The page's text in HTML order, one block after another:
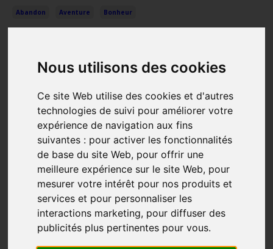
Nous utilisons des cookies
Ce site Web utilise des cookies et d'autres
technologies de suivi pour améliorer votre
expérience de navigation aux fins
suivantes : pour activer les fonctionnalités
de base du site Web, pour offrir une
meilleure expérience sur le site Web, pour
mesurer votre intérêt pour nos produits et
services et pour personnaliser les
interactions marketing, pour diffuser des
publicités plus pertinentes pour vous.
Abandon Aventure Bonheur
« Ça a été du bonheur au quotidien parce que c’est une
découverte. »